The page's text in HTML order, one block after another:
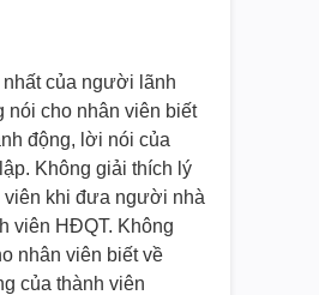
nhất của người lãnh
nói cho nhân viên biết
động, lời nói của
Không giải thích lý
viên khi đưa người nhà
viên HĐQT. Không
nhân viên biết về
của thành viên